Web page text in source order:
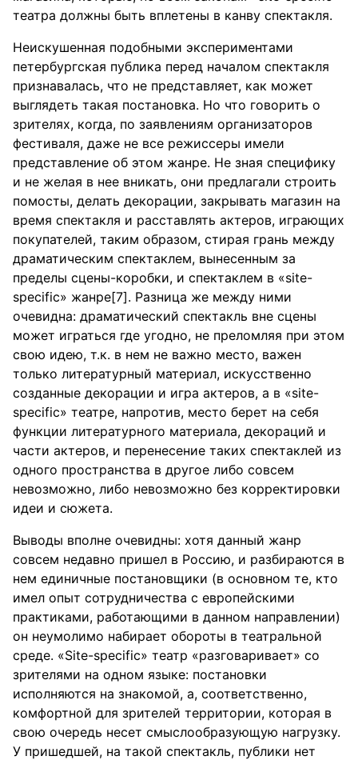
театра должны быть вплетены в канву спектакля.
Неискушенная подобными экспериментами
петербургская публика перед началом спектакля
признавалась, что не представляет, как может
выглядеть такая постановка. Но что говорить о
зрителях, когда, по заявлениям организаторов
фестиваля, даже не все режиссеры имели
представление об этом жанре. Не зная специфику
и не желая в нее вникать, они предлагали строить
помосты, делать декорации, закрывать магазин на
время спектакля и расставлять актеров, играющих
покупателей, таким образом, стирая грань между
драматическим спектаклем, вынесенным за
пределы сцены-коробки, и спектаклем в «site-
specific» жанре[7]. Разница же между ними
очевидна: драматический спектакль вне сцены
может играться где угодно, не преломляя при этом
свою идею, т.к. в нем не важно место, важен
только литературный материал, искусственно
созданные декорации и игра актеров, а в «site-
specific» театре, напротив, место берет на себя
функции литературного материала, декораций и
части актеров, и перенесение таких спектаклей из
одного пространства в другое либо совсем
невозможно, либо невозможно без корректировки
идеи и сюжета.
Выводы вполне очевидны: хотя данный жанр
совсем недавно пришел в Россию, и разбираются в
нем единичные постановщики (в основном те, кто
имел опыт сотрудничества с европейскими
практиками, работающими в данном направлении)
он неумолимо набирает обороты в театральной
среде. «Site-specific» театр «разговаривает» со
зрителями на одном языке: постановки
исполняются на знакомой, а, соответственно,
комфортной для зрителей территории, которая в
свою очередь несет смыслообразующую нагрузку.
У пришедшей, на такой спектакль, публики нет